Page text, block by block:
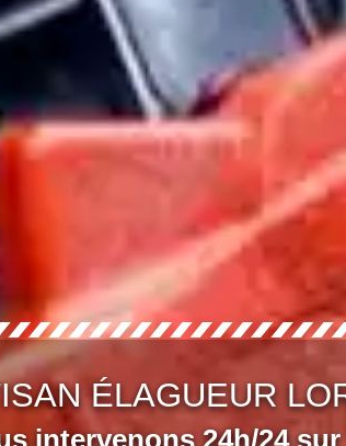
ÉLAGUEUR
intervenons 24h/24